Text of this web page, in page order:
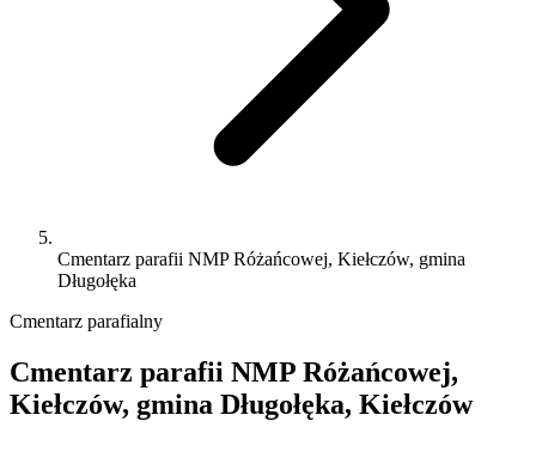
Cmentarz parafii NMP Różańcowej, Kiełczów, gmina
Długołęka
Cmentarz parafialny
Cmentarz parafii NMP Różańcowej,
Kiełczów, gmina Długołęka, Kiełczów